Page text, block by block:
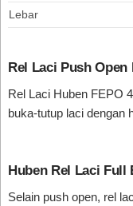
Lebar
Rel Laci Push Open
Rel Laci Huben FEPO
buka-tutup laci dengan
Huben Rel Laci Full
Selain push open, rel